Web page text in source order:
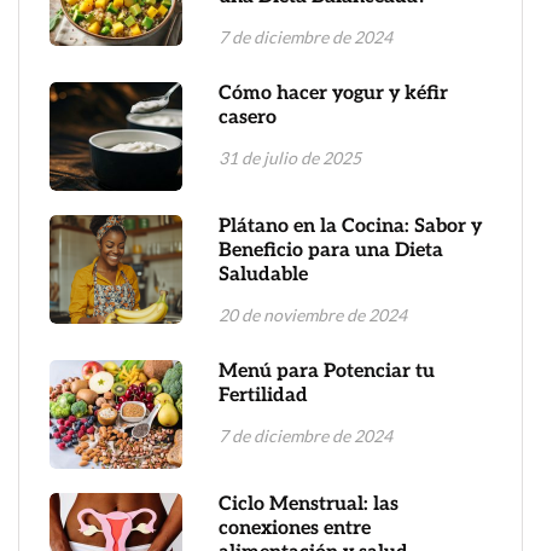
7 de diciembre de 2024
Cómo hacer yogur y kéfir
casero
31 de julio de 2025
Plátano en la Cocina: Sabor y
Beneficio para una Dieta
Saludable
20 de noviembre de 2024
Menú para Potenciar tu
Fertilidad
7 de diciembre de 2024
Ciclo Menstrual: las
conexiones entre